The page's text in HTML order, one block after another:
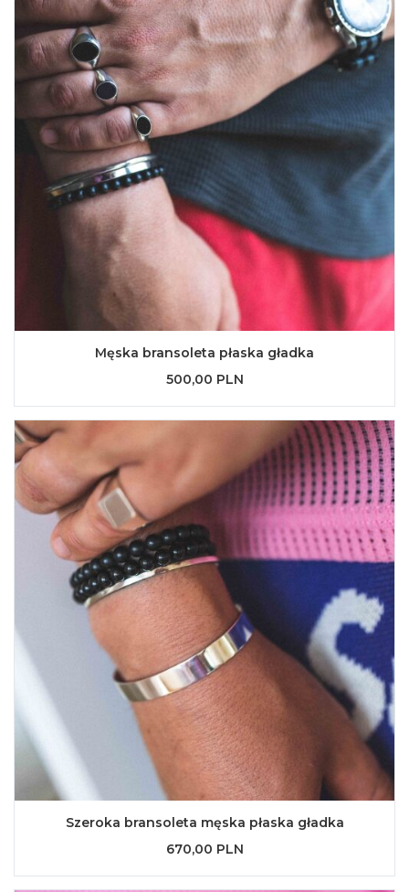
Męska bransoleta płaska gładka
500,00 PLN
Szeroka bransoleta męska płaska gładka
670,00 PLN